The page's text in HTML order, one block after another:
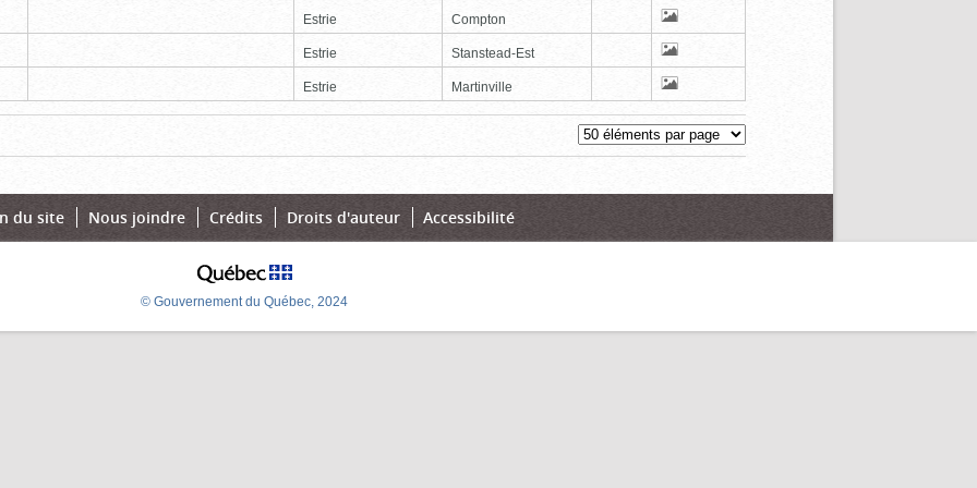
Estrie Compton
Estrie Stanstead-Est
Estrie Martinville
du site Nous joindre Crédits Droits d'auteur Accessibilité
© Gouvernement du Québec, 2024